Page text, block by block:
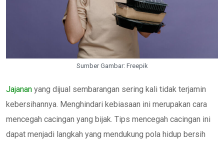
Sumber Gambar: Freepik
Jajanan yang dijual sembarangan sering kali tidak terjamin
kebersihannya. Menghindari kebiasaan ini merupakan cara
mencegah cacingan yang bijak. Tips mencegah cacingan ini
dapat menjadi langkah yang mendukung pola hidup bersih